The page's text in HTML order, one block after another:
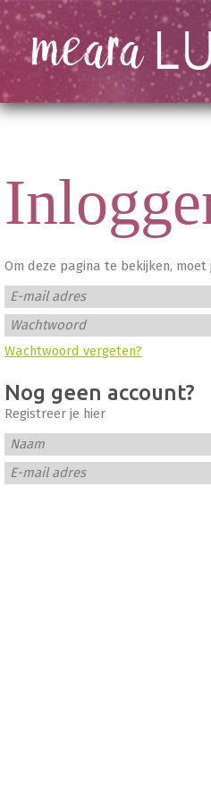
Om deze pagina te bekijken, moet
E-mail adres
Wachtwoord
Wachtwoord vergeten?
Nog geen account?
Registreer je hier
Naam
E-mail adres